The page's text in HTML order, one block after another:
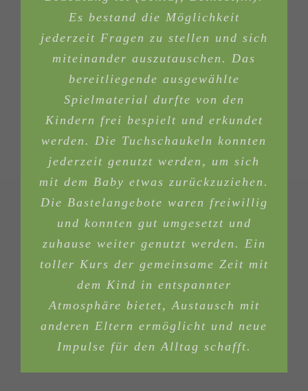
Es bestand die Möglichkeit
jederzeit Fragen zu stellen und sich
miteinander auszutauschen. Das
bereitliegende ausgewählte
Spielmaterial durfte von den
Kindern frei bespielt und erkundet
werden. Die Tuchschaukeln konnten
jederzeit genutzt werden, um sich
mit dem Baby etwas zurückzuziehen.
Die Bastelangebote waren freiwillig
und konnten gut umgesetzt und
zuhause weiter genutzt werden. Ein
toller Kurs der gemeinsame Zeit mit
dem Kind in entspannter
Atmosphäre bietet, Austausch mit
anderen Eltern ermöglicht und neue
Impulse für den Alltag schafft.